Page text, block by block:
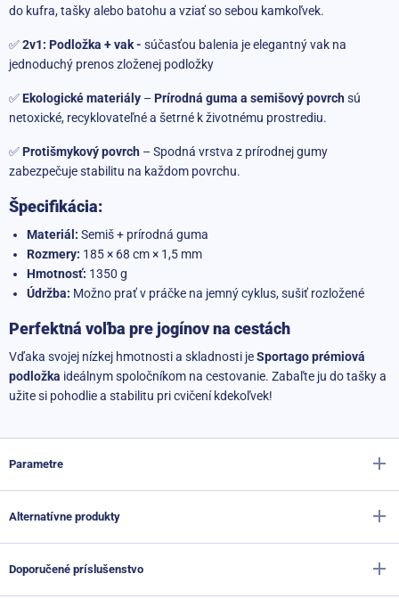
do kufra, tašky alebo batohu a vziať so sebou kamkoľvek.
✅2v1: Podložka + vak - súčasťou balenia je elegantný vak na
jednoduchý prenos zloženej podložky
✅Ekologické materiály – Prírodná guma a semišový povrchsú
netoxické, recyklovateľné a šetrné k životnému prostrediu.
✅Protišmykový povrch – Spodná vrstva z prírodnej gumy
zabezpečuje stabilitu na každom povrchu.
Špecifikácia:
Materiál: Semiš + prírodná guma
Rozmery: 185 × 68 cm × 1,5 mm
Hmotnosť: 1350 g
Údržba: Možno prať v práčke na jemný cyklus, sušiť rozložené
Perfektná voľba pre jogínov na cestách
Vďaka svojej nízkej hmotnosti a skladnosti jeSportago prémiová
podložka ideálnym spoločníkom na cestovanie. Zabaľte ju do tašky a
užite si pohodlie a stabilitu pri cvičení kdekoľvek!
Parametre
Výrobca
Materiál
Dĺžka 185 cm
Alternatívne produkty
Doporučené príslušenstvo